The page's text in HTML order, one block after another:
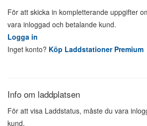
För att skicka in kompletterande uppgifter
vara inloggad och betalande kund.
Logga in
Inget konto? Köp Laddstationer Premium
Info om laddplatsen
För att visa Laddstatus, måste du vara
kund.